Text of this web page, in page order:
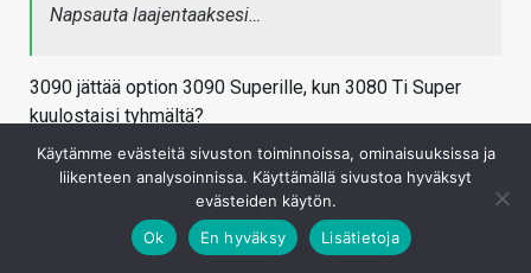
Napsauta laajentaaksesi…
3090 jättää option 3090 Superille, kun 3080 Ti Super
kuulostaisi tyhmältä?
Kirjaudu sisään vastataksesi
Käytämme evästeitä sivuston toiminnoissa, ominaisuuksissa ja
liikenteen analysoinnissa. Käyttämällä sivustoa hyväksyt
evästeiden käytön.
Ok
En hyväksy Lisätietoja